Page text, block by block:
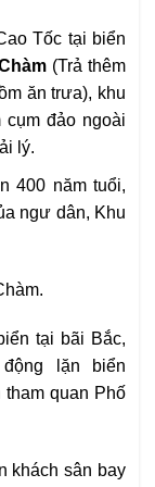
Tốc tại biển
(Trả thêm
ăn trưa), khu
đảo ngoài
lý.
400 năm tuổi,
ngư dân, Khu
tại bãi Bắc,
lặn biển
tham quan Phố
khách sân bay